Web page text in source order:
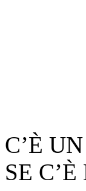
C’È
SE